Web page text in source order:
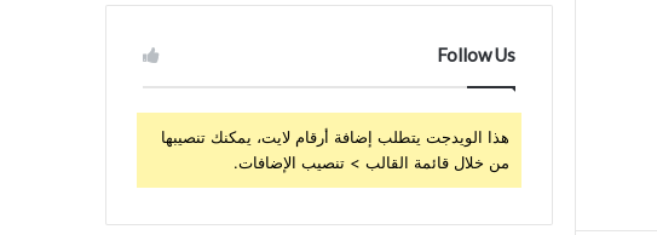
Follow Us
هذا الويدجت يتطلب إضافة أرقام لايت، يمكنك تنصيبها
من خلال قائمة القالب > تنصيب الإضافات.